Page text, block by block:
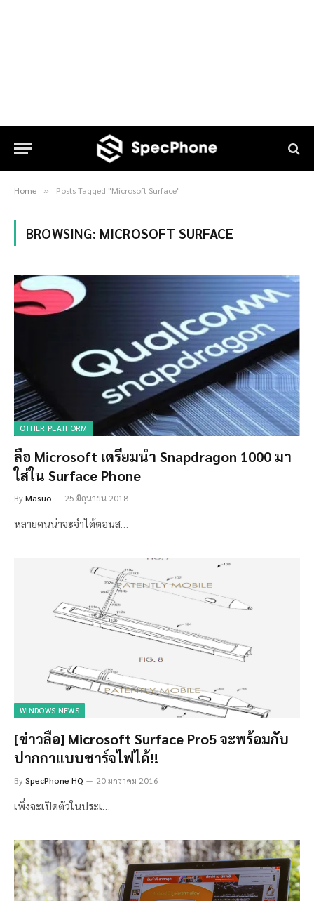
Home » Posts Tagged "Microsoft Surface"
BROWSING: MICROSOFT SURFACE
OTHER PLATFORM
ลือ Microsoft เตรียมนำ Snapdragon 1000 มา
ใส่ใน Surface Phone
ByMasuo 25 มิถุนายน 2018
หลายคนน่าจะจำได้ตอนส…
WINDOWS NEWS
[ข่าวลือ] Microsoft Surface Pro5 จะพร้อมกับ
ปากกาแบบชาร์จไฟได้!!
BySpecPhone HQ 20 มกราคม 2016
เพิ่งจะเปิดตัวในประเ…